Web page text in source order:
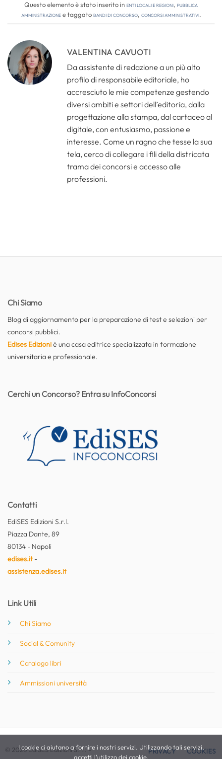
Questo elemento è stato inserito inEnti locali e regioni, Pubblica
amministrazionee taggatobandi di concorso, concorsi amministrativi.
VALENTINA CAVUOTI
Da assistente di redazione a un più alto
profilo di responsabile editoriale, ho
accresciuto le mie competenze gestendo
diversi ambiti e settori dell’editoria, dalla
progettazione alla stampa, dal cartaceo al
digitale, con entusiasmo, passione e
interesse. Come un ragno che tesse la sua
tela, cerco di collegare i fili della districata
trama dei concorsi e accesso alle
professioni.
Chi Siamo
Blog di aggiornamento per la preparazione di test e selezioni per
concorsi pubblici.
Edises Edizioniè una casa editrice specializzata in formazione
universitaria e professionale.
Contatti
EdiSES Edizioni S.r.l.
Piazza Dante, 89
80134 - Napoli
edises.it-
assistenza.edises.it
Link Utili
Chi Siamo
Social & Comunity
Catalogo libri
Ammissioni università
Cerchi un Concorso? Entra su InfoConcorsi
© 2026 EdiSES Edizioni S.r.l. -
PRIVACY COOKIES
I cookie ci aiutano a fornire i nostri servizi. Utilizzando tali servizi,
accetti l'utilizzo dei cookie.